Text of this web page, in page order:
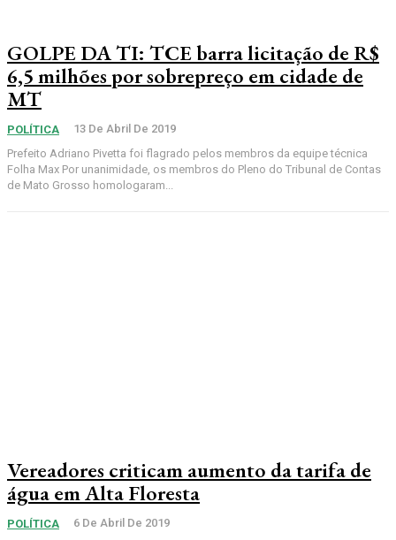
GOLPE DA TI: TCE barra licitação de R$
6,5 milhões por sobrepreço em cidade de
MT
POLÍTICA
13 De Abril De 2019
Prefeito Adriano Pivetta foi flagrado pelos membros da equipe técnica
Folha Max Por unanimidade, os membros do Pleno do Tribunal de Contas
de Mato Grosso homologaram...
Vereadores criticam aumento da tarifa de
água em Alta Floresta
POLÍTICA
6 De Abril De 2019